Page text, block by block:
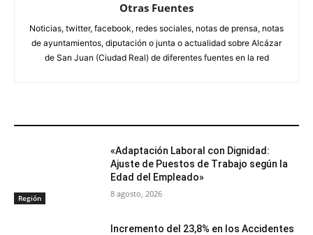
Otras Fuentes
Noticias, twitter, facebook, redes sociales, notas de prensa, notas
de ayuntamientos, diputación o junta o actualidad sobre Alcázar
de San Juan (Ciudad Real) de diferentes fuentes en la red
Región
«Adaptación Laboral con Dignidad:
Ajuste de Puestos de Trabajo según la
Edad del Empleado»
8 agosto, 2026
Incremento del 23,8% en los Accidentes